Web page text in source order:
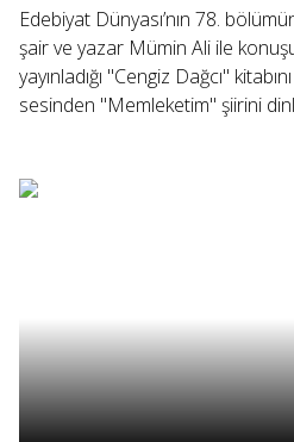
Edebiyat Dünyası’nın 78.
şair ve yazar Mümin Ali ile
yayınladığı "Cengiz Dağcı"
sesinden "Memleketim" şiirini